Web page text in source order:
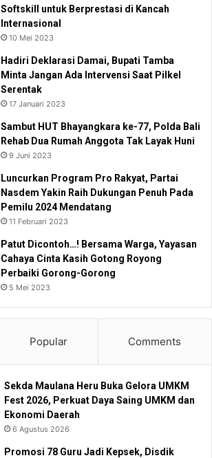
Softskill untuk Berprestasi di Kancah
Internasional
10 Mei 2023
Hadiri Deklarasi Damai, Bupati Tamba
Minta Jangan Ada Intervensi Saat Pilkel
Serentak
17 Januari 2023
Sambut HUT Bhayangkara ke-77, Polda Bali
Rehab Dua Rumah Anggota Tak Layak Huni
9 Juni 2023
Luncurkan Program Pro Rakyat, Partai
Nasdem Yakin Raih Dukungan Penuh Pada
Pemilu 2024 Mendatang
11 Februari 2023
Patut Dicontoh…! Bersama Warga, Yayasan
Cahaya Cinta Kasih Gotong Royong
Perbaiki Gorong-Gorong
5 Mei 2023
Popular Comments
Sekda Maulana Heru Buka Gelora UMKM
Fest 2026, Perkuat Daya Saing UMKM dan
Ekonomi Daerah
6 Agustus 2026
Promosi 78 Guru Jadi Kepsek, Disdik